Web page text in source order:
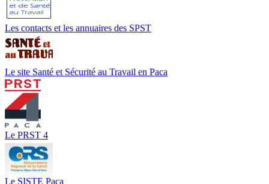
Les contacts et les annuaires des SPST
Le site Santé et Sécurité au Travail en Paca
Le PRST 4
Le SISTE Paca